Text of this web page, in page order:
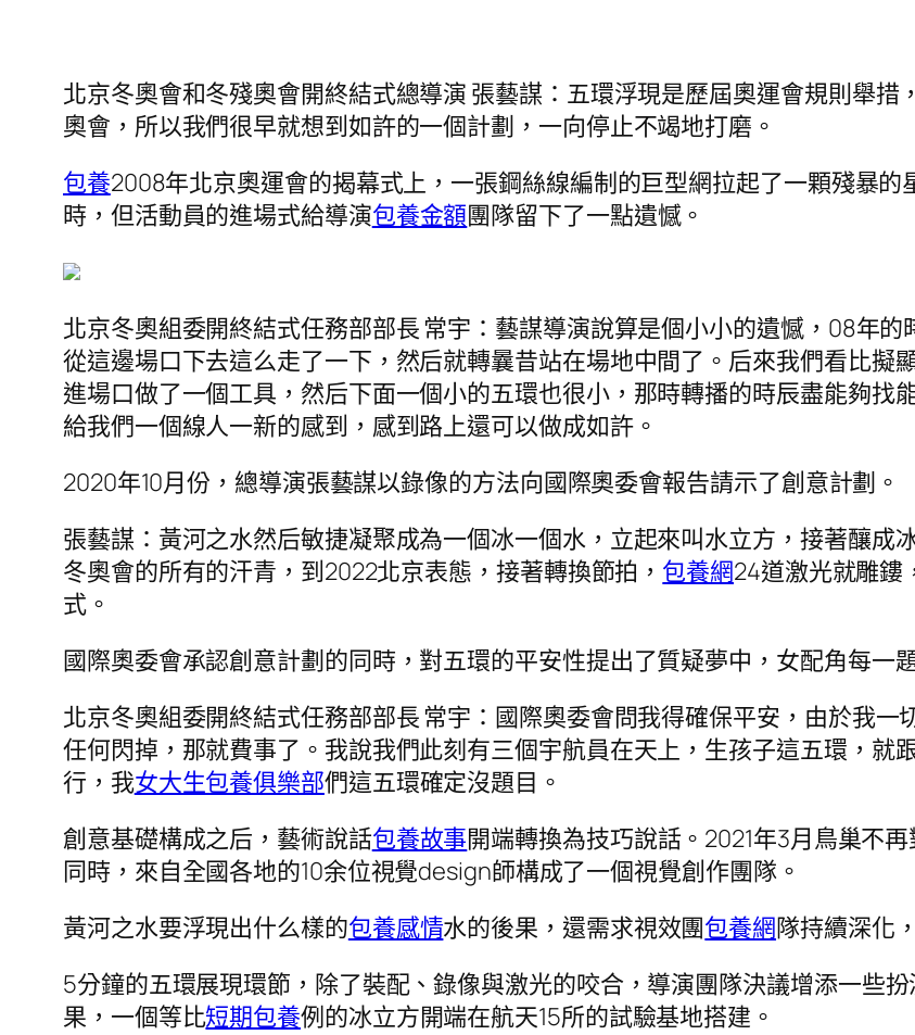
北京冬奧會和冬殘奧會開終結式總導演 張藝謀：五環浮現是歷屆奧運會規則舉
奧會，所以我們很早就想到如許的一個計劃，一向停止不竭地打磨。
包養2008年北京奧運會的揭幕式上，一張鋼絲線編制的巨型網拉起了一顆殘暴
時，但活動員的進場式給導演包養金額團隊留下了一點遺憾。
北京冬奧組委開終結式任務部部長 常宇：藝謀導演說算是個小小的遺憾，08年
從這邊場口下去這么走了一下，然后就轉曩昔站在場地中間了。后來我們看比擬
進場口做了一個工具，然后下面一個小的五環也很小，那時轉播的時辰盡能夠找
給我們一個線人一新的感到，感到路上還可以做成如許。
2020年10月份，總導演張藝謀以錄像的方法向國際奧委會報告請示了創意計劃。
張藝謀：黃河之水然后敏捷凝聚成為一個冰一個水，立起來叫水立方，接著釀成
冬奧會的所有的汗青，到2022北京表態，接著轉換節拍， 包養網24道激光就雕鏤
式。
國際奧委會承認創意計劃的同時，對五環的平安性提出了質疑夢中，女配角每一
北京冬奧組委開終結式任務部部長 常宇：國際奧委會問我得確保平安，由於我
任何閃掉，那就費事了。我說我們此刻有三個宇航員在天上，生孩子這五環，就
行，我女大生包養俱樂部們這五環確定沒題目。
創意基礎構成之后，藝術說話包養故事開端轉換為技巧說話。2021年3月鳥巢不
同時，來自全國各地的10余位視覺design師構成了一個視覺創作團隊。
黃河之水要浮現出什么樣的包養感情水的後果，還需求視效團包養網隊持續深化
5分鐘的五環展現環節，除了裝配、錄像與激光的咬合，導演團隊決議增添一些
果，一個等比短期包養例的冰立方開端在航天15所的試驗基地搭建。